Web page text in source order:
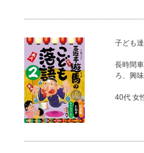
子ども
長時間
ろ、興
40代 女